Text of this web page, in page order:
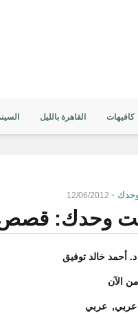
كافيهات القاهرة بالليل
-
وحدك: قصص
د. أحمد خالد توفيق
من الآن
عربي عربي